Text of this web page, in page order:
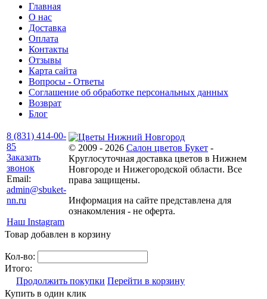
Главная
О нас
Доставка
Оплата
Контакты
Отзывы
Карта сайта
Вопросы - Ответы
Соглашение об обработке персональных данных
Возврат
Блог
8 (831) 414-00-
85
Заказать
звонок
Email:
admin@sbuket-
nn.ru
Наш Instagram
© 2009 - 2026 Салон цветов Букет -
Круглосуточная доставка цветов в Нижнем
Новгороде и Нижегородской области. Все
права защищены.
Информация на сайте представлена для
ознакомления - не оферта.
Товар добавлен в корзину
Кол-во:
Итого:
Продолжить покупки Перейти в корзину
Купить в один клик